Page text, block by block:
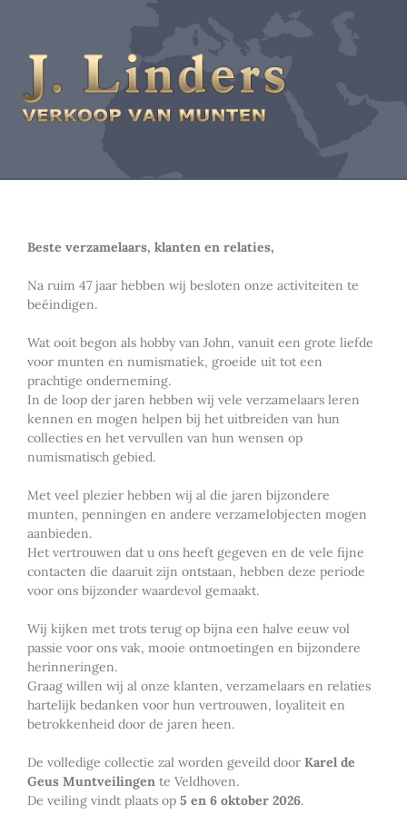
Beste verzamelaars, klanten en relaties,
Na ruim 47 jaar hebben wij besloten onze activiteiten te
beëindigen.
Wat ooit begon als hobby van John, vanuit een grote liefde
voor munten en numismatiek, groeide uit tot een
prachtige onderneming.
In de loop der jaren hebben wij vele verzamelaars leren
kennen en mogen helpen bij het uitbreiden van hun
collecties en het vervullen van hun wensen op
numismatisch gebied.
Met veel plezier hebben wij al die jaren bijzondere
munten, penningen en andere verzamelobjecten mogen
aanbieden.
Het vertrouwen dat u ons heeft gegeven en de vele fijne
contacten die daaruit zijn ontstaan, hebben deze periode
voor ons bijzonder waardevol gemaakt.
Wij kijken met trots terug op bijna een halve eeuw vol
passie voor ons vak, mooie ontmoetingen en bijzondere
herinneringen.
Graag willen wij al onze klanten, verzamelaars en relaties
hartelijk bedanken voor hun vertrouwen, loyaliteit en
betrokkenheid door de jaren heen.
De volledige collectie zal worden geveild door Karel de
Geus Muntveilingen te Veldhoven.
De veiling vindt plaats op 5 en 6 oktober 2026.